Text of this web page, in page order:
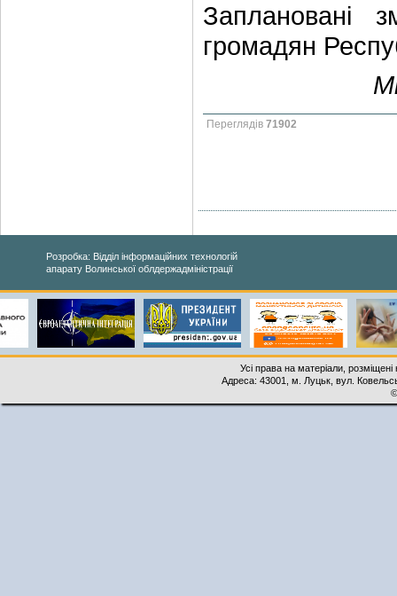
Заплановані
громадян
Переглядів 71902
Розробка: Відділ інформаційних технологій
апарату Волинської облдержадміністрації
Усі права на матеріали,
Адреса: 43001, м. Луцьк, вул.